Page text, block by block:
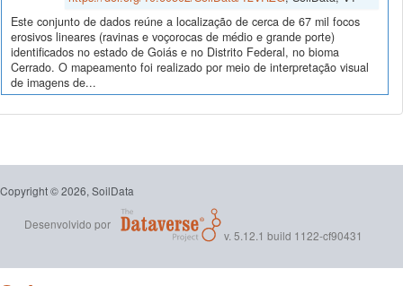
Este conjunto de dados reúne a localização de cerca de 67 mil focos
erosivos lineares (ravinas e voçorocas de médio e grande porte)
identificados no estado de Goiás e no Distrito Federal, no bioma
Cerrado. O mapeamento foi realizado por meio de interpretação visual
de imagens de...
Copyright © 2026, SoilData
Desenvolvido por
v. 5.12.1 build 1122-cf90431